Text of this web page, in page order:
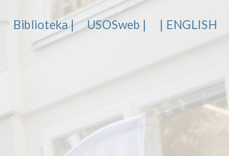
Biblioteka | USOSweb | | ENGLISH